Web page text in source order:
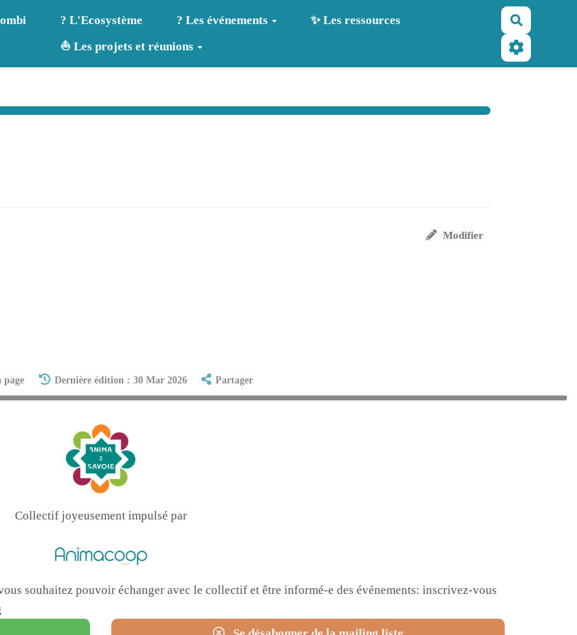
? L'Ecosystème ? Les événements
✨ Les ressources
⛵ Les projets et réunions
Modifier
page Dernière édition : 30 Mar 2026 Partager
Collectif joyeusement impulsé par
souhaitez pouvoir échanger avec le collectif et être informé-e des événements: inscrivez-vous